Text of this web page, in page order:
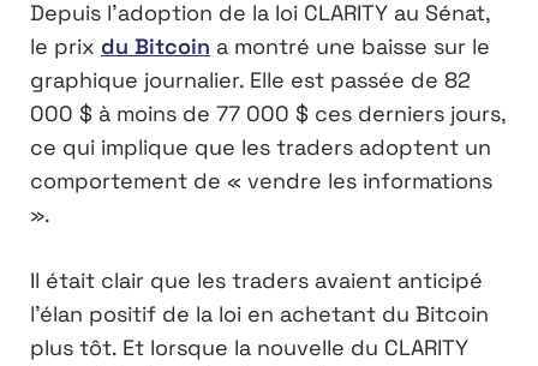
Depuis l’adoption de la loi CLARITY au Sénat,
le prix du Bitcoin a montré une baisse sur le
graphique journalier. Elle est passée de 82
000 $ à moins de 77 000 $ ces derniers jours,
ce qui implique que les traders adoptent un
comportement de « vendre les informations
».
Il était clair que les traders avaient anticipé
l’élan positif de la loi en achetant du Bitcoin
plus tôt. Et lorsque la nouvelle du CLARITY